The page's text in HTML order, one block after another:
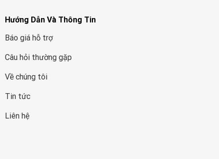
Hướng Dẫn Và Thông Tin
Báo giá hỗ trợ
Câu hỏi thường gặp
Về chúng tôi
Tin tức
Liên hệ